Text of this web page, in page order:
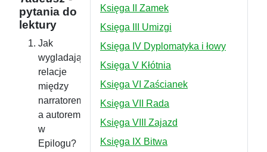
Księga II Zamek
Księga III Umizgi
Księga IV Dyplomatyka i łowy
Księga V Kłótnia
Księga VI Zaścianek
Księga VII Rada
Księga VIII Zajazd
Księga IX Bitwa
pytania do
lektury
Jak
wygladają
relacje
między
narratorem
a autorem
w
Epilogu?